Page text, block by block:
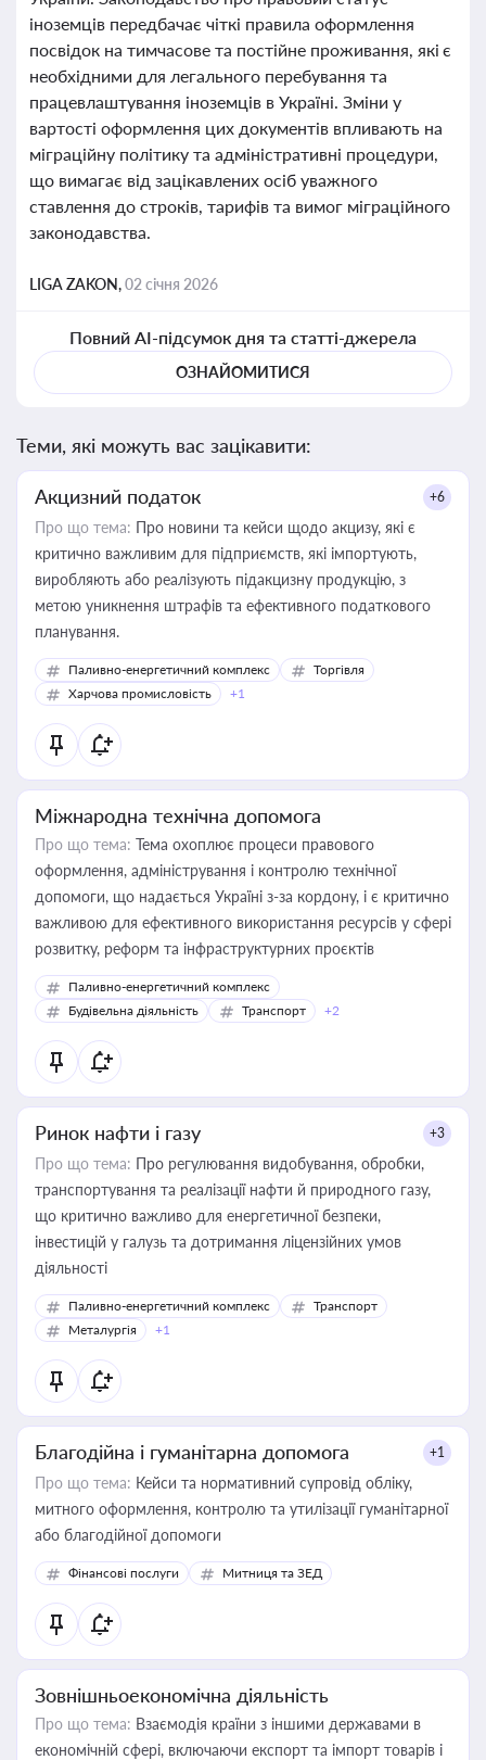
іноземців передбачає чіткі правила оформлення
посвідок на тимчасове та постійне проживання, які є
необхідними для легального перебування та
працевлаштування іноземців в Україні. Зміни у
вартості оформлення цих документів впливають на
міграційну політику та адміністративні процедури,
що вимагає від зацікавлених осіб уважного
ставлення до строків, тарифів та вимог міграційного
законодавства.
LIGA ZAKON,02 січня 2026
Повний AI-підсумок дня та статті-джерела
ОЗНАЙОМИТИСЯ
Теми, які можуть вас зацікавити:
Акцизний податок +6
Про що тема: Про новини та кейси щодо акцизу, які є
критично важливим для підприємств, які імпортують,
виробляють або реалізують підакцизну продукцію, з
метою уникнення штрафів та ефективного податкового
планування.
Паливно-енергетичний комплекс
Торгівля
Харчова промисловість
+1
Міжнародна технічна допомога
Про що тема: Тема охоплює процеси правового
оформлення, адміністрування і контролю технічної
допомоги, що надається Україні з-за кордону, і є критично
важливою для ефективного використання ресурсів у сфері
розвитку, реформ та інфраструктурних проєктів
Паливно-енергетичний комплекс
Будівельна діяльність
Транспорт +2
Ринок нафти і газу +3
Про що тема: Про регулювання видобування, обробки,
транспортування та реалізації нафти й природного газу,
що критично важливо для енергетичної безпеки,
інвестицій у галузь та дотримання ліцензійних умов
діяльності
Паливно-енергетичний комплекс
Транспорт
Металургія
+1
Благодійна і гуманітарна допомога +1
Про що тема: Кейси та нормативний супровід обліку,
митного оформлення, контролю та утилізації гуманітарної
або благодійної допомоги
Фінансові послуги Митниця та ЗЕД
Зовнішньоекономічна діяльність
Про що тема: Взаємодія країни з іншими державами в
економічній сфері, включаючи експорт та імпорт товарів і